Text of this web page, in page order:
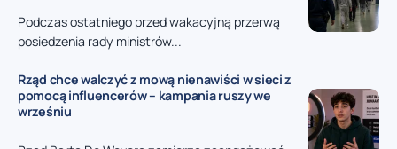
Podczas ostatniego przed wakacyjną przerwą
posiedzenia rady ministrów...
Rząd chce walczyć z mową nienawiści w sieci z
pomocą influencerów – kampania ruszy we
wrześniu